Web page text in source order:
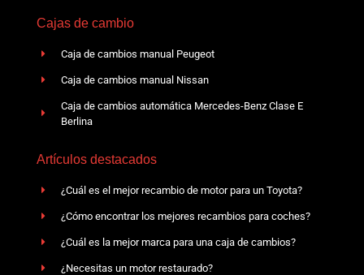
Cajas de cambio
Caja de cambios manual Peugeot
Caja de cambios manual Nissan
Caja de cambios automática Mercedes-Benz Clase E
Berlina
Artículos destacados
¿Cuál es el mejor recambio de motor para un Toyota?
¿Cómo encontrar los mejores recambios para coches?
¿Cuál es la mejor marca para una caja de cambios?
¿Necesitas un motor restaurado?